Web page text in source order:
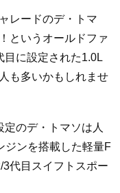
レードのデ・トマ
というオールドファ
目に設定された1.0L
も多いかもしれませ
のデ・トマソは人
ジンを搭載した軽量F
代目スイフトスポー